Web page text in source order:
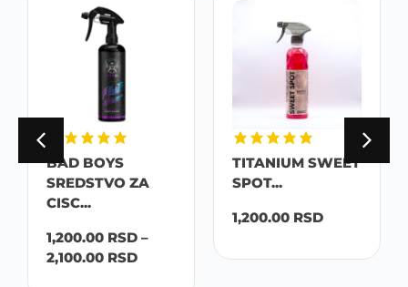
BAD BOYS
SREDSTVO ZA
CISC...
1,200.00 RSD –
2,100.00 RSD
TITANIUM SWEET
SPOT...
1,200.00 RSD